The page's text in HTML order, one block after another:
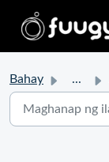
Bahay ...